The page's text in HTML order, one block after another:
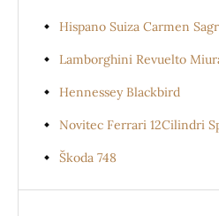
Hispano Suiza Carmen
Lamborghini Revuelto
Hennessey Blackbird
Novitec Ferrari 12Cilindri
Škoda 748